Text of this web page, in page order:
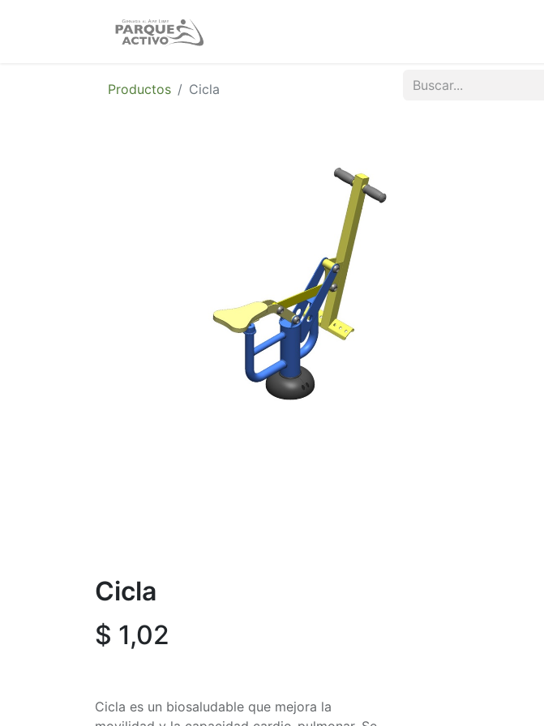
Productos Cicla
Cicla
$ 1,02
Cicla es un biosaludable que mejora la